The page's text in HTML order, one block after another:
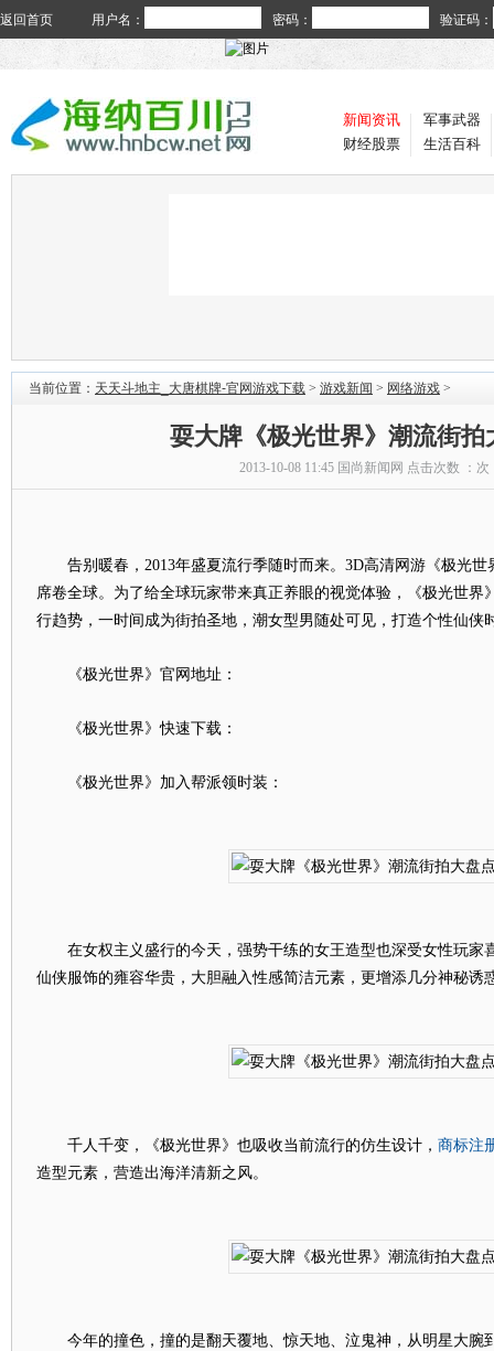
返回首页 用户名： 密码： 验证码：
新闻资讯
财经股票
军事武器
生活百科
当前位置： 天天斗地主_大唐棋牌-官网游戏下载 > 游戏新闻 > 网络游戏 >
耍大牌《极光世界》潮流街拍
2013-10-08 11:45 国尚新闻网 点击次数 ： 次
告别暖春，2013年盛夏流行季随时而来。3D高清网游《极光世
席卷全球。为了给全球玩家带来真正养眼的视觉体验，《极光世界
行趋势，一时间成为街拍圣地，潮女型男随处可见，打造个性仙侠
《极光世界》官网地址：
《极光世界》快速下载：
《极光世界》加入帮派领时装：
在女权主义盛行的今天，强势干练的女王造型也深受女性玩家
仙侠服饰的雍容华贵，大胆融入性感简洁元素，更增添几分神秘诱
千人千变，《极光世界》也吸收当前流行的仿生设计， 商标注
造型元素，营造出海洋清新之风。
今年的撞色，撞的是翻天覆地、惊天地、泣鬼神，从明星大腕